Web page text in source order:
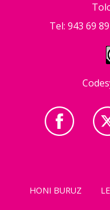
Tel: 943 69
HONI BURUZ